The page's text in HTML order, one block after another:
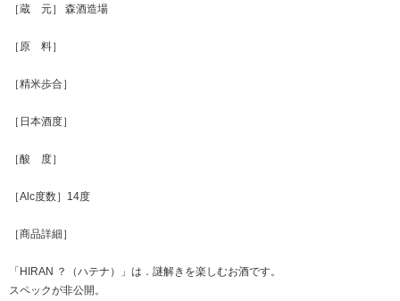
［蔵 元］ 森酒造場
［原 料］
［精米歩合］
［日本酒度］
［酸 度］
［Alc度数］14度
［商品詳細］
「HIRAN ？（ハテナ）」は．謎解きを楽しむお酒です。
スペックが非公開。